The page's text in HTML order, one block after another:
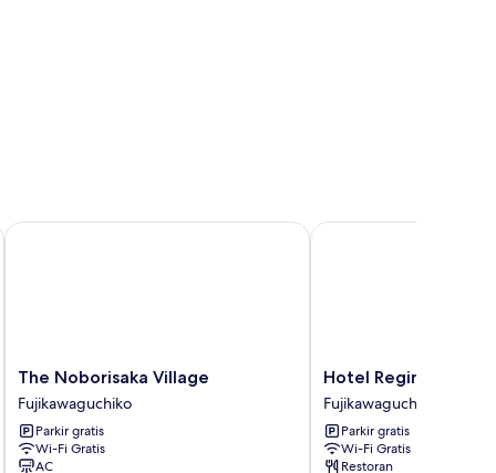
The
Noborisaka
Village
Fujikawaguchiko
The Noborisaka Village
Fujikawaguchiko
Parkir gratis
Wi-Fi Gratis
AC
The Noborisaka Village
Hotel
Regina
Kawaguchiko
Fujikawaguchiko
Hotel Regina
Fujikawaguchiko
Parkir gratis
Wi-Fi Gratis
Restoran
Hotel Regina